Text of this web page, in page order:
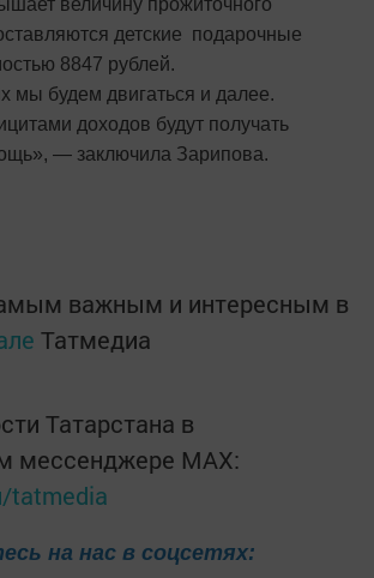
детские подарочные
8847 рублей.
мы будем двигаться и далее.
доходов будут получать
— заключила Зарипова.
важным и интересным в
Татмедиа
Татарстана в
мессенджере MАХ:
tatmedia
на нас в соцсетях: